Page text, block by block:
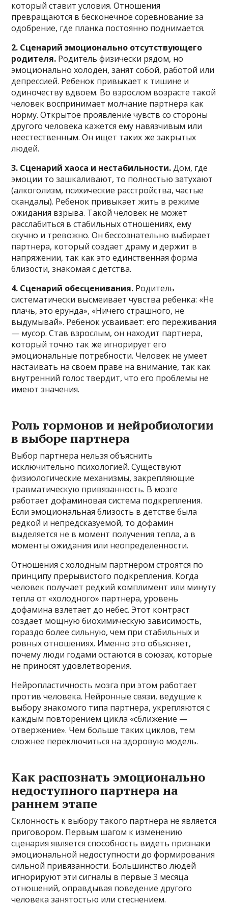
который ставит условия. Отношения
превращаются в бесконечное соревнование за
одобрение, где планка постоянно поднимается.
2. Сценарий эмоционально отсутствующего
родителя. Родитель физически рядом, но
эмоционально холоден, занят собой, работой или
депрессией. Ребенок привыкает к тишине и
одиночеству вдвоем. Во взрослом возрасте такой
человек воспринимает молчание партнера как
норму. Открытое проявление чувств со стороны
другого человека кажется ему навязчивым или
неестественным. Он ищет таких же закрытых
людей.
3. Сценарий хаоса и нестабильности.Дом, где
эмоции то зашкаливают, то полностью затухают
(алкоголизм, психические расстройства, частые
скандалы). Ребенок привыкает жить в режиме
ожидания взрыва. Такой человек не может
расслабиться в стабильных отношениях, ему
скучно и тревожно. Он бессознательно выбирает
партнера, который создает драму и держит в
напряжении, так как это единственная форма
близости, знакомая с детства.
4. Сценарий обесценивания. Родитель
систематически высмеивает чувства ребенка: «Не
плачь, это ерунда», «Ничего страшного, не
выдумывай». Ребенок усваивает: его переживания
— мусор. Став взрослым, он находит партнера,
который точно так же игнорирует его
эмоциональные потребности. Человек не умеет
настаивать на своем праве на внимание, так как
внутренний голос твердит, что его проблемы не
имеют значения.
Роль гормонов и нейробиологии
в выборе партнера
Выбор партнера нельзя объяснить
исключительно психологией. Существуют
физиологические механизмы, закрепляющие
травматическую привязанность. В мозге
работает дофаминовая система подкрепления.
Если эмоциональная близость в детстве была
редкой и непредсказуемой, то дофамин
выделяется не в момент получения тепла, а в
моменты ожидания или неопределенности.
Отношения с холодным партнером строятся по
принципу прерывистого подкрепления. Когда
человек получает редкий комплимент или минуту
тепла от «холодного» партнера, уровень
дофамина взлетает до небес. Этот контраст
создает мощную биохимическую зависимость,
гораздо более сильную, чем при стабильных и
ровных отношениях. Именно это объясняет,
почему люди годами остаются в союзах, которые
не приносят удовлетворения.
Нейропластичность мозга при этом работает
против человека. Нейронные связи, ведущие к
выбору знакомого типа партнера, укрепляются с
каждым повторением цикла «сближение —
отвержение». Чем больше таких циклов, тем
сложнее переключиться на здоровую модель.
Как распознать эмоционально
недоступного партнера на
раннем этапе
Склонность к выбору такого партнера не является
приговором. Первым шагом к изменению
сценария является способность видеть признаки
эмоциональной недоступности до формирования
сильной привязанности. Большинство людей
игнорируют эти сигналы в первые 3 месяца
отношений, оправдывая поведение другого
человека занятостью или стеснением.